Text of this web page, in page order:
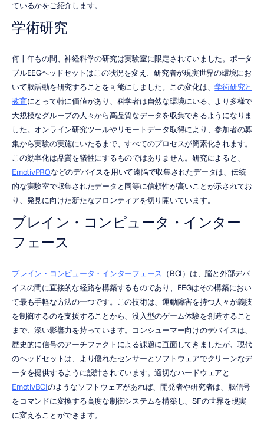
ているかをご紹介します。
学術研究
何十年もの間、神経科学の研究は実験室に限定されていました。ポータ
ブルEEGヘッドセットはこの状況を変え、研究者が現実世界の環境にお
いて脳活動を研究することを可能にしました。この変化は、学術研究と
教育にとって特に価値があり、科学者は自然な環境にいる、より多様で
大規模なグループの人々から高品質なデータを収集できるようになりま
した。オンライン研究ツールやリモートデータ取得により、参加者の募
集から実験の実施にいたるまで、すべてのプロセスが簡素化されます。
この効率化は品質を犠牲にするものではありません。研究によると、
EmotivPROなどのデバイスを用いて遠隔で収集されたデータは、伝統
的な実験室で収集されたデータと同等に信頼性が高いことが示されてお
り、発見に向けた新たなフロンティアを切り開いています。
ブレイン・コンピュータ・インター
フェース
ブレイン・コンピュータ・インターフェース （BCI）は、脳と外部デバ
イスの間に直接的な経路を構築するものであり、EEGはその構築におい
て最も手軽な方法の一つです。この技術は、運動障害を持つ人々が義肢
を制御するのを支援することから、没入型のゲーム体験を創造すること
まで、深い影響力を持っています。コンシューマー向けのデバイスは、
歴史的に信号のアーチファクトによる課題に直面してきましたが、現代
のヘッドセットは、より優れたセンサーとソフトウェアでクリーンなデ
ータを提供するように設計されています。適切なハードウェアと
EmotivBCIのようなソフトウェアがあれば、開発者や研究者は、脳信号
をコマンドに変換する高度な制御システムを構築し、SFの世界を現実
に変えることができます。